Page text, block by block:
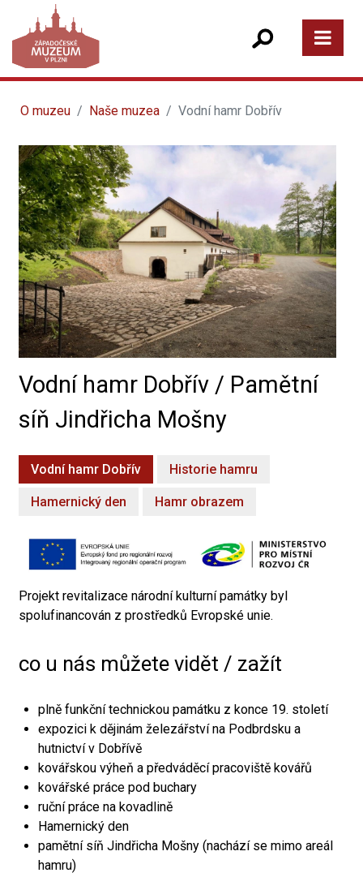
O muzeu Naše muzea Vodní hamr Dobřív
Vodní hamr Dobřív / Pamětní
síň Jindřicha Mošny
Vodní hamr Dobřív Historie hamru
Hamernický den Hamr obrazem
Projekt revitalizace národní kulturní památky byl
spolufinancován z prostředků Evropské unie.
co u nás můžete vidět / zažít
plně funkční technickou památku z konce 19. století
expozici k dějinám železářství na Podbrdsku a
hutnictví v Dobřívě
kovářskou výheň a předváděcí pracoviště kovářů
kovářské práce pod buchary
ruční práce na kovadlině
Hamernický den
pamětní síň Jindřicha Mošny (nachází se mimo areál
hamru)